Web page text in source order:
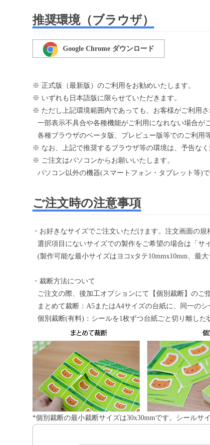
推奨環境（ブラウザ）
Google Chrome ダウンロード
※ 正式版（最新版）のご利用をお勧めいたします。
※ いずれも日本語版に限らせていただきます。
※ ただし上記環境範囲内であっても、お客様がご利用
一部表示不具合や各種機能がご利用になれない場合が
各種ブラウザのベータ版、プレビュー版等でのご利用
※ なお、上記で推奨するブラウザ等の環境は、予告なく
※ ご注文はパソコンからお願いいたします。
パソコン以外の機器(スマートフォン・タブレット等)
ご注文時の注意事項
・お好きなサイズでご注文いただけます。注文画面の
選択項目にないサイズでの製作をご希望の場合は「サ
(製作可能な最小サイズはヨコxタテ10mmx10mm、最
・裁断方法について
ご注文の際、後加工オプションにて【個別裁断】のご
まとめて裁断：A5またはA4サイズの台紙に、同一の
個別裁断(有料)：シールを1枚ずつ台紙ごと切り離し
*個別裁断の最小裁断サイズは30x30mmです。シールサ